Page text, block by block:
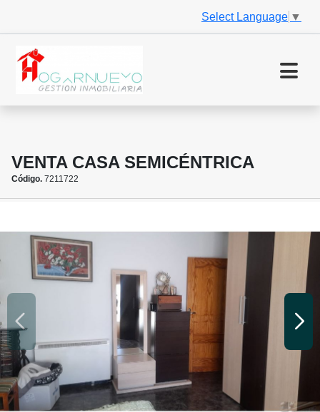
Select Language ▼
VENTA CASA SEMICÉNTRICA
Código. 7211722